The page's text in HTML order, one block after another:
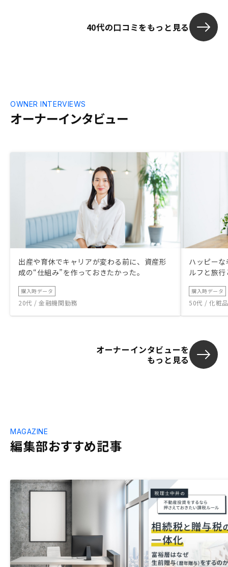
い理由がないくらい魅力的。 ●担当者の
ォローもしっかりしてほしい。 そうして
もらえると信じている。
40代の口コミをもっと見る
オーナーインタビュー
OWNER INTERVIEWS
出産や育休でキャリアが変わる前に、資産形
成の“仕組み”を作っておきたかった。
購入時データ
20代 / 金融機関勤務
ハッピー
ルフと旅
購入時データ
50代 / 化粧
オーナーインタビューを
もっと見る
編集部おすすめ記事
MAGAZINE